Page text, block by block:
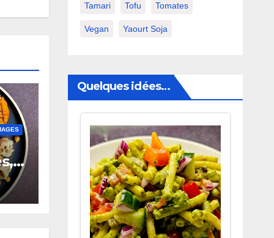
Tamari Tofu Tomates
Vegan Yaourt Soja
Quelques idées…